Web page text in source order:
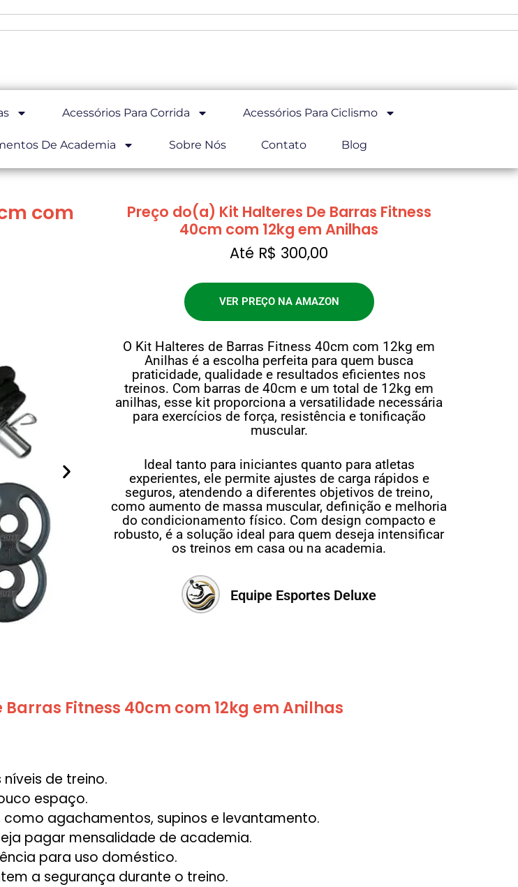
Acessórios Para Corrida Acessórios Para Ciclismo
De Academia Sobre Nós Contato Blog
com
Preço do(a) Kit Halteres De Barras Fitness
40cm com 12kg em Anilhas
Até R$ 300,00
VER PREÇO NA AMAZON
O Kit Halteres de Barras Fitness 40cm com 12kg em
Anilhas é a escolha perfeita para quem busca
praticidade, qualidade e resultados eficientes nos
treinos. Com barras de 40cm e um total de 12kg em
anilhas, esse kit proporciona a versatilidade necessária
para exercícios de força, resistência e tonificação
muscular.
Ideal tanto para iniciantes quanto para atletas
experientes, ele permite ajustes de carga rápidos e
seguros, atendendo a diferentes objetivos de treino,
como aumento de massa muscular, definição e melhoria
do condicionamento físico. Com design compacto e
robusto, é a solução ideal para quem deseja intensificar
os treinos em casa ou na academia.
Equipe Esportes Deluxe
Fitness 40cm com 12kg em Anilhas
de treino.
espaço.
agachamentos, supinos e levantamento.
pagar mensalidade de academia.
para uso doméstico.
a segurança durante o treino.